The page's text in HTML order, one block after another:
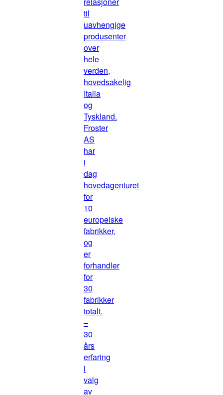
til
uavhengige
produsenter
over
hele
verden,
hovedsakelig
Italia
og
Tyskland.
Froster
AS
har
i
dag
hovedagenturet
for
10
europeiske
fabrikker,
og
er
forhandler
for
30
fabrikker
totalt.
–
30
års
erfaring
i
valg
av